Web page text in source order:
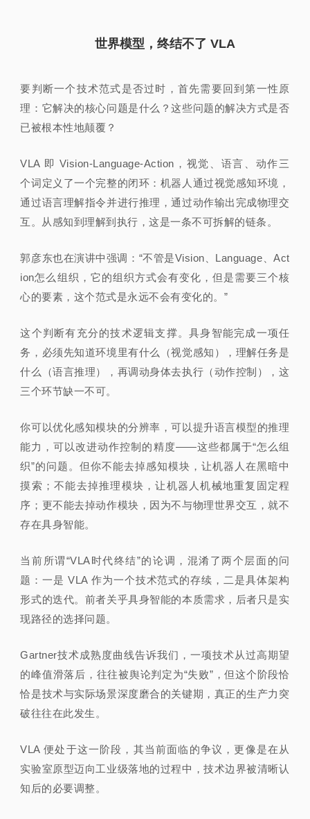
世界模型，终结不了 VLA
要判断一个技术范式是否过时，首先需要回到第一性原
理：它解决的核心问题是什么？这些问题的解决方式是否
已被根本性地颠覆？
VLA 即 Vision-Language-Action，视觉、语言、动作三
个词定义了一个完整的闭环：机器人通过视觉感知环境，
通过语言理解指令并进行推理，通过动作输出完成物理交
互。从感知到理解到执行，这是一条不可拆解的链条。
郭彦东也在演讲中强调：“不管是Vision、Language、Act
ion怎么组织，它的组织方式会有变化，但是需要三个核
心的要素，这个范式是永远不会有变化的。”
这个判断有充分的技术逻辑支撑。具身智能完成一项任
务，必须先知道环境里有什么（视觉感知），理解任务是
什么（语言推理），再调动身体去执行（动作控制），这
三个环节缺一不可。
你可以优化感知模块的分辨率，可以提升语言模型的推理
能力，可以改进动作控制的精度——这些都属于“怎么组
织”的问题。但你不能去掉感知模块，让机器人在黑暗中
摸索；不能去掉推理模块，让机器人机械地重复固定程
序；更不能去掉动作模块，因为不与物理世界交互，就不
存在具身智能。
当前所谓“VLA时代终结”的论调，混淆了两个层面的问
题：一是 VLA 作为一个技术范式的存续，二是具体架构
形式的迭代。前者关乎具身智能的本质需求，后者只是实
现路径的选择问题。
Gartner技术成熟度曲线告诉我们，一项技术从过高期望
的峰值滑落后，往往被舆论判定为“失败”，但这个阶段恰
恰是技术与实际场景深度磨合的关键期，真正的生产力突
破往往在此发生。
VLA 便处于这一阶段，其当前面临的争议，更像是在从
实验室原型迈向工业级落地的过程中，技术边界被清晰认
知后的必要调整。